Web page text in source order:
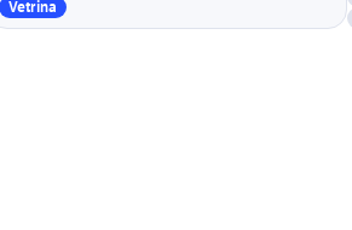
Vetrina